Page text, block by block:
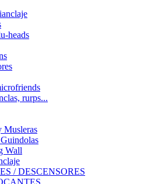
heads
rurps...
Musleras
Wall
/ DESCENSORES